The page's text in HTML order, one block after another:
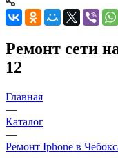
Ремонт сети
12
Главная
—
Каталог
—
Ремонт Iphone в